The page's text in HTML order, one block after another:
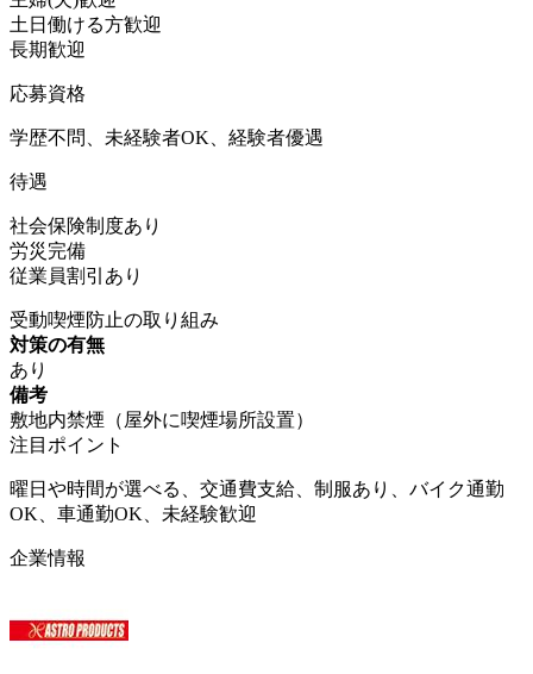
土日働ける方歓迎
長期歓迎
応募資格
学歴不問、未経験者OK、経験者優遇
待遇
社会保険制度あり
労災完備
従業員割引あり
受動喫煙防止の取り組み
対策の有無
あり
備考
敷地内禁煙（屋外に喫煙場所設置）
注目ポイント
曜日や時間が選べる、交通費支給、制服あり、バイク通勤
OK、車通勤OK、未経験歓迎
企業情報